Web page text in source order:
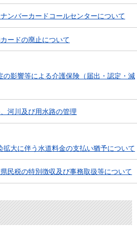
ンバーカードコールセンターについて
ードの廃止について
の影響等による介護保険（届出・認定・減
河川及び用水路の管理
拡大に伴う水道料金の支払い猶予について
民税の特別徴収及び事務取扱等について